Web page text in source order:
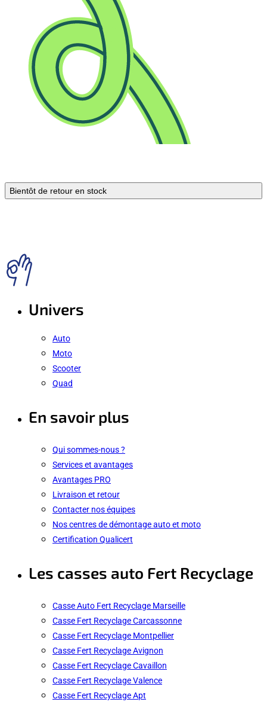
Bientôt de retour en stock
Univers
Auto
Moto
Scooter
Quad
En savoir plus
Qui sommes-nous ?
Services et avantages
Avantages PRO
Livraison et retour
Contacter nos équipes
Nos centres de démontage auto et moto
Certification Qualicert
Les casses auto Fert Recyclage
Casse Auto Fert Recyclage Marseille
Casse Fert Recyclage Carcassonne
Casse Fert Recyclage Montpellier
Casse Fert Recyclage Avignon
Casse Fert Recyclage Cavaillon
Casse Fert Recyclage Valence
Casse Fert Recyclage Apt